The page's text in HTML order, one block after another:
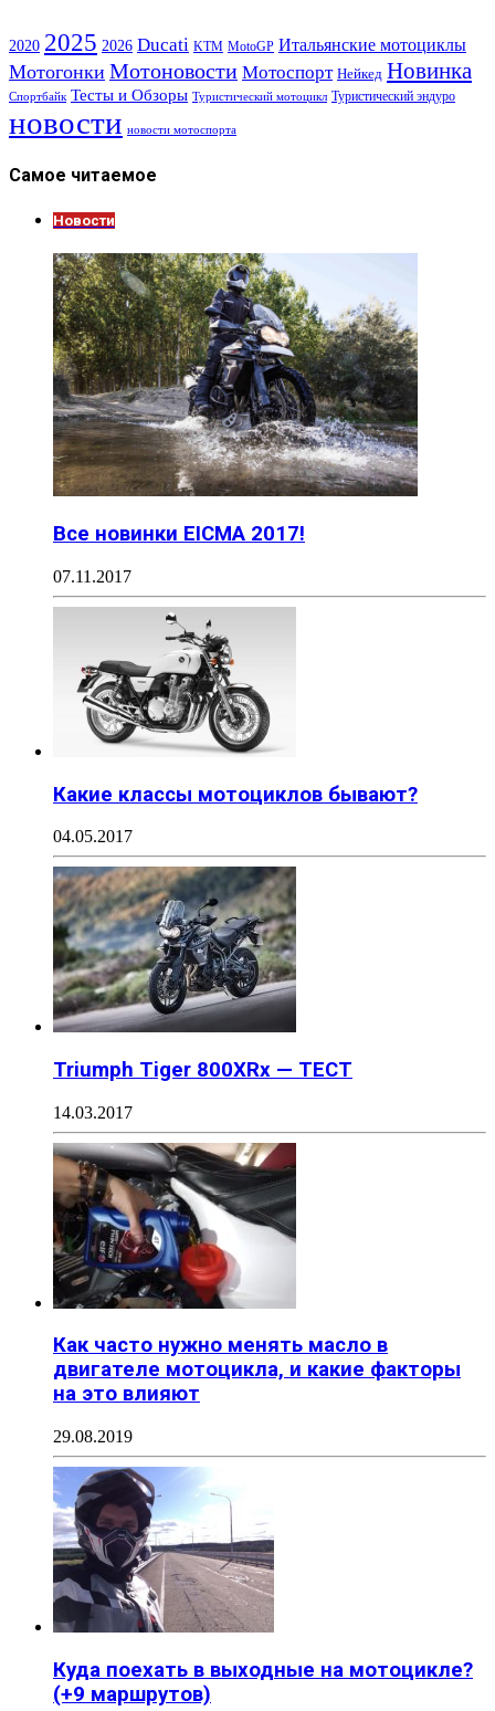
2020 2025 2026 Ducati KTM MotoGP Итальянские мотоциклы
Мотогонки Мотоновости Мотоспорт Нейкед Новинка
Спортбайк Тесты и Обзоры Туристический мотоцикл Туристический эндуро
новости новости мотоспорта
Самое читаемое
Новости
Все новинки EICMA 2017!
07.11.2017
Какие классы мотоциклов бывают?
04.05.2017
Triumph Tiger 800XRx — ТЕСТ
14.03.2017
Как часто нужно менять масло в
двигателе мотоцикла, и какие факторы
на это влияют
29.08.2019
Куда поехать в выходные на мотоцикле?
(+9 маршрутов)